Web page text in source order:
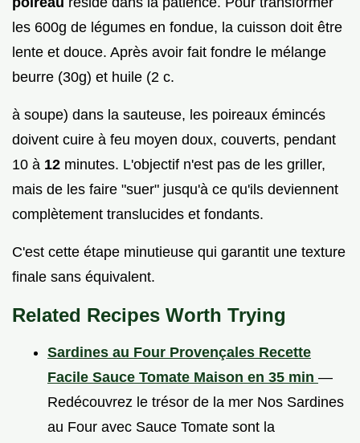
les 600g de légumes en fondue, la cuisson doit être
lente et douce. Après avoir fait fondre le mélange
beurre (30g) et huile (2 c.
à soupe) dans la sauteuse, les poireaux émincés
doivent cuire à feu moyen doux, couverts, pendant
10 à 12 minutes. L'objectif n'est pas de les griller,
mais de les faire "suer" jusqu'à ce qu'ils deviennent
complètement translucides et fondants.
C'est cette étape minutieuse qui garantit une texture
finale sans équivalent.
Related Recipes Worth Trying
Sardines au Four Provençales Recette
Facile Sauce Tomate Maison en 35 min —
Redécouvrez le trésor de la mer Nos Sardines
au Four avec Sauce Tomate sont la